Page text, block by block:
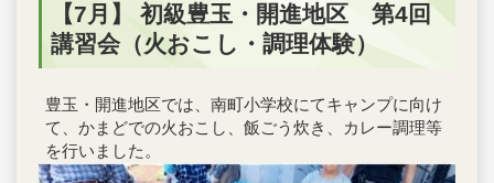
【7月】 初級豊玉・開進地区 第4回
講習会（火おこし・調理体験）
豊玉・開進地区では、南町小学校にてキャンプに向け
て、かまどでの火おこし、飯ごう炊き、カレー調理等
を行いました。